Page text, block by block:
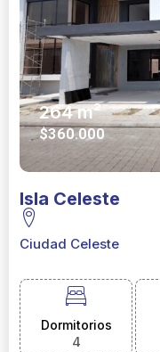
264 m²
$360.000
Isla Celeste
Ciudad Celeste
Dormitorios
4